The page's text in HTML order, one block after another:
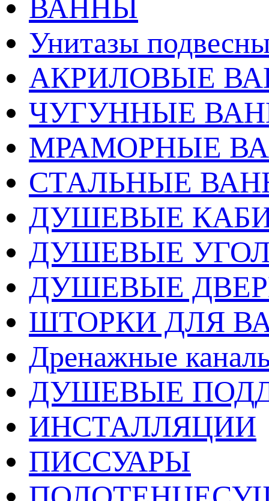
ВАННЫ
Унитазы
АКРИЛОВЫЕ
ЧУГУННЫЕ
МРАМОРНЫЕ
СТАЛЬНЫЕ
ДУШЕВЫЕ
ДУШЕВЫЕ
ДУШЕВЫЕ
ШТОРКИ ДЛЯ
Дренажные
ДУШЕВЫЕ
ИНСТАЛЛЯЦИИ
ПИССУАРЫ